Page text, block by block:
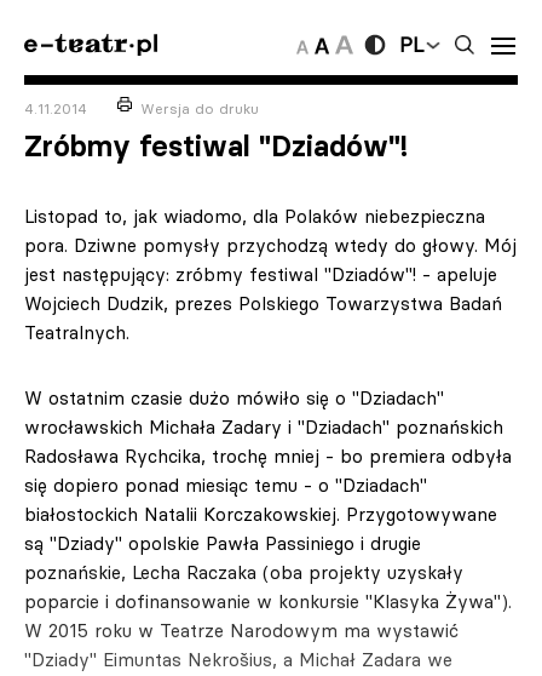
PL
4.11.2014 Wersja do druku
Zróbmy festiwal "Dziadów"!
Listopad to, jak wiadomo, dla Polaków niebezpieczna
pora. Dziwne pomysły przychodzą wtedy do głowy. Mój
jest następujący: zróbmy festiwal "Dziadów"! - apeluje
Wojciech Dudzik, prezes Polskiego Towarzystwa Badań
Teatralnych.
W ostatnim czasie dużo mówiło się o "Dziadach"
wrocławskich Michała Zadary i "Dziadach" poznańskich
Radosława Rychcika, trochę mniej - bo premiera odbyła
się dopiero ponad miesiąc temu - o "Dziadach"
białostockich Natalii Korczakowskiej. Przygotowywane
są "Dziady" opolskie Pawła Passiniego i drugie
poznańskie, Lecha Raczaka (oba projekty uzyskały
poparcie i dofinansowanie w konkursie "Klasyka Żywa").
W 2015 roku w Teatrze Narodowym ma wystawić
"Dziady" Eimuntas Nekrošius, a Michał Zadara we